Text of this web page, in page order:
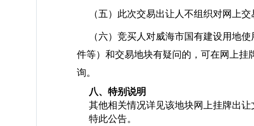
（五）此次交易出让人不组织对网上
（六）竞买人对威海市国有建设用地
件等）和交易地块有疑问的，可在网上挂
询。
八、特别说明
其他相关情况详见该地块网上挂牌出
特此公告。